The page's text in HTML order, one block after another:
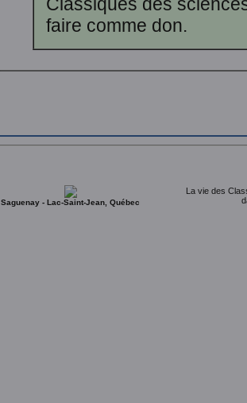
Classiques des
faire comme don.
Saguenay - Lac-Saint-Jean, Québec
La vie des